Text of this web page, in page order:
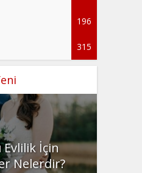
196
315
Evlilik İçin
Nelerdir?